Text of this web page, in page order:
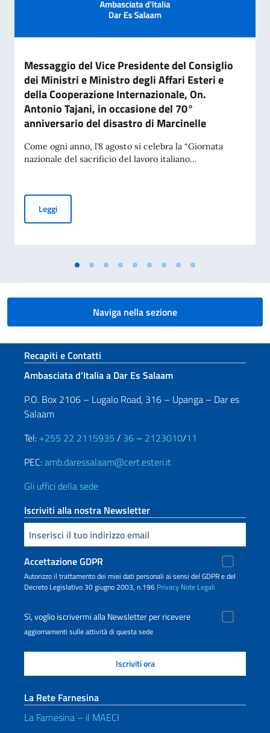
Messaggio del Vice Presidente del Consiglio
dei Ministri e Ministro degli Affari Esteri e
della Cooperazione Internazionale, On.
Antonio Tajani, in occasione del 70°
anniversario del disastro di Marcinelle
Come ogni anno, l’8 agosto si celebra la “Giornata
nazionale del sacrificio del lavoro italiano...
LeggiMessaggio del Vice Presidente del Consiglio dei Ministri e
Naviga nella sezione
Sezione footer
Recapiti e Contatti
Ambasciata d’Italia a Dar Es Salaam
P.O. Box 2106 – Lugalo Road, 316 – Upanga – Dar es
Salaam
Tel: +255 22 2115935 / 36 – 2123010/11
PEC:amb.daressalaam@cert.esteri.it
Gli uffici della sede
Iscriviti alla nostra Newsletter
Inserisci la tua email
Accettazione GDPR
Autorizzo il trattamento dei miei dati personali ai sensi del GDPR e del
Decreto Legislativo 30 giugno 2003, n.196 Privacy Note Legali
Sì, voglio iscrivermi alla Newsletter per ricevere
aggiornamenti sulle attività di questa sede
La Rete Farnesina
La Farnesina – il MAECI